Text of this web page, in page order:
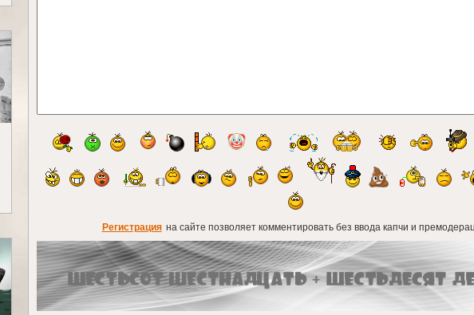
Регистрация на сайте позволяет комментировать без ввода капчи и